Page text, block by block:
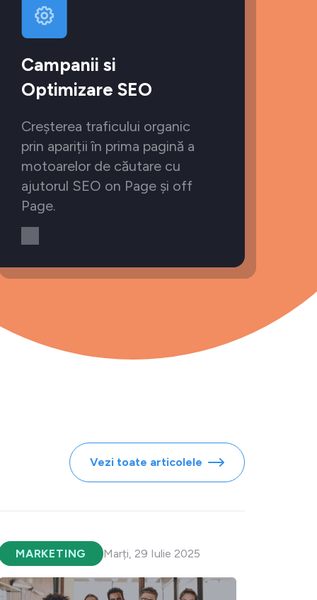
Campanii si
Optimizare SEO
Creșterea traficului organic
prin apariții în prima pagină a
motoarelor de căutare cu
ajutorul SEO on Page și off
Page.
Vezi toate articolele
MARKETING Marți, 29 Iulie 2025